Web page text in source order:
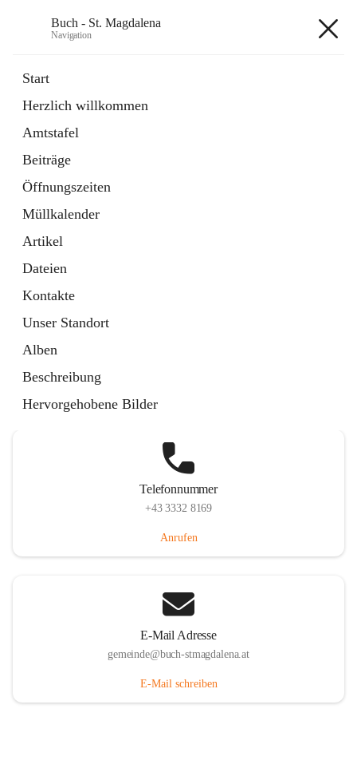
Buch - St. Magdalena
Navigation
Start
Herzlich willkommen
Amtstafel
Beiträge
Öffnungszeiten
Müllkalender
Artikel
Dateien
Kontakte
Unser Standort
Alben
Beschreibung
Hervorgehobene Bilder
11 Schnellzugriffe
Bürgerservice
10 Schnellzugriffe
Telefonnummer
+43 3332 8169
Anrufen
E-Mail Adresse
gemeinde@buch-stmagdalena.at
E-Mail schreiben